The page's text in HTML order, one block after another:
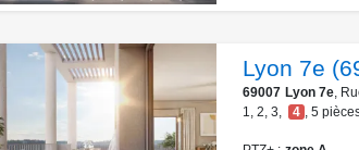
Lyon 7e
69007 Lyon 7e,
1
2 3 4 , 5